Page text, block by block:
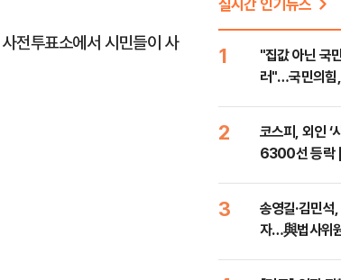
전투표소에서 시민들이 사
1
"집값 아닌 국
러"…국민의힘
2
코스피, 외인 ‘
6300선 등락
3
송영길·김민
자…與법사위